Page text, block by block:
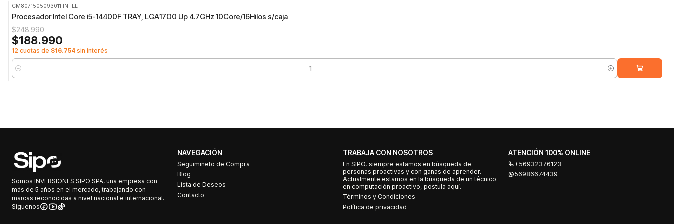
CM8071505093011 INTEL
Procesador Intel Core i5-14400F TRAY, LGA1700 Up 4.7GHz 10Core/16Hilos s/caja
$248.990
$188.990
12 cuotas de $16.754sin interés
Cantidad
Somos INVERSIONES SIPO SPA, una empresa con
más de 5 años en el mercado, trabajando con
marcas reconocidas a nivel nacional e internacional.
Síguenos
NAVEGACIÓN
Seguimineto de Compra
Blog
Lista de Deseos
Contacto
TRABAJA CON NOSOTROS
En SIPO, siempre estamos en búsqueda de
personas proactivas y con ganas de aprender.
Actualmente estamos en la búsqueda de un técnico
en computación proactivo, postula aquí.
Términos y Condiciones
Política de privacidad
ATENCIÓN 100% ONLINE
+56932376123
56986674439